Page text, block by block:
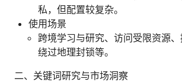
私，但配置较复杂。
使用场景
跨境学习与研究、访问受限资源、
绕过地理封锁等。
二、关键词研究与市场洞察